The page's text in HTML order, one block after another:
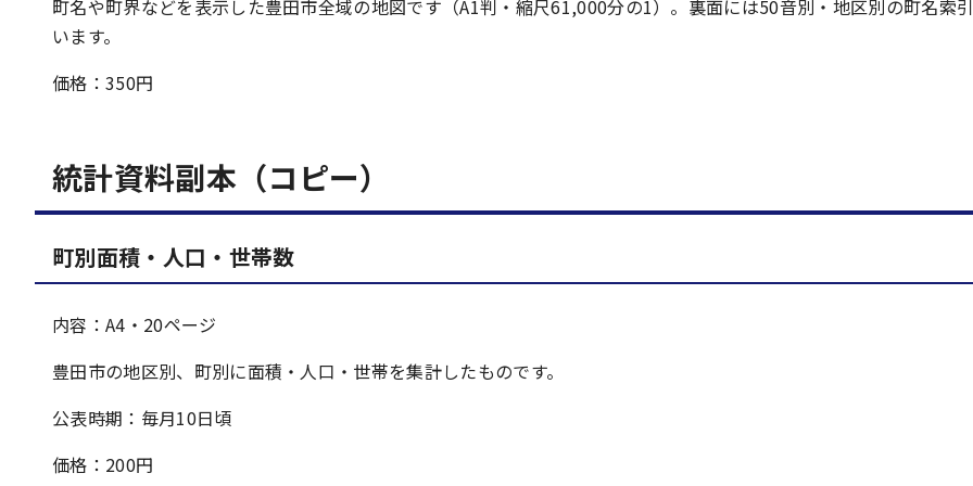
町名や町界などを表示した豊田市全域の地図です（A1判・縮尺61,000分の1）。裏面には50音別・地区別の町名索
います。
価格：350円
統計資料副本（コピー）
町別面積・人口・世帯数
内容：A4・20ページ
豊田市の地区別、町別に面積・人口・世帯を集計したものです。
公表時期：毎月10日頃
価格：200円